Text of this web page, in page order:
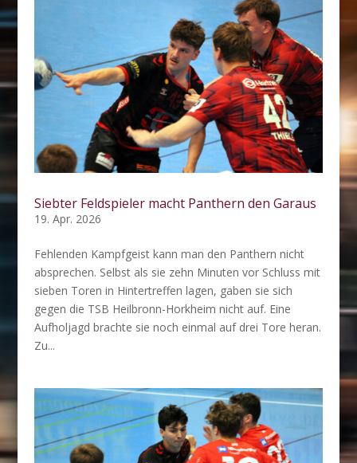
Siebter Feldspieler macht Panthern den Garaus
19. Apr. 2026
Fehlenden Kampfgeist kann man den Panthern nicht
absprechen. Selbst als sie zehn Minuten vor Schluss mit
sieben Toren in Hintertreffen lagen, gaben sie sich
gegen die TSB Heilbronn-Horkheim nicht auf. Eine
Aufholjagd brachte sie noch einmal auf drei Tore heran.
Zu...